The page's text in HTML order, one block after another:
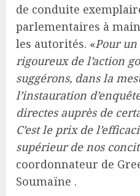
de conduite
parlementaires à
les autorités. «Pour
rigoureux de l’action
suggérons, dans la
l’instauration
directes auprès de
C’est le prix de
supérieur de nos
coordonnateur de
Soumaïne .